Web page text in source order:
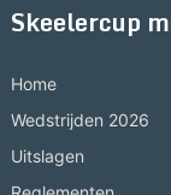
Skeelercup
Home
Wedstrijden 2026
Uitslagen